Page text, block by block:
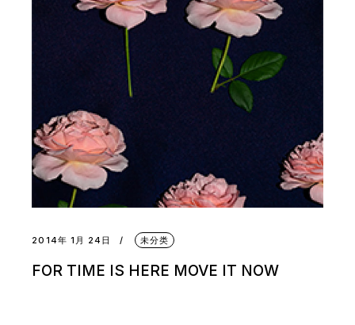
2014年 1月 24日 未分类
FOR TIME IS HERE MOVE IT NOW